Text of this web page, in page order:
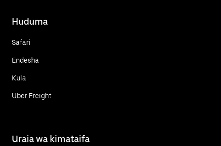
Huduma
Safari
Endesha
Kula
Uber Freight
Uraia wa kimataifa